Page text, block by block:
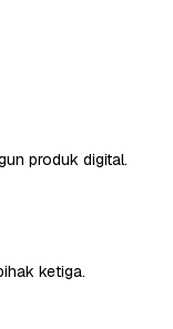
produk digital.
ketiga.